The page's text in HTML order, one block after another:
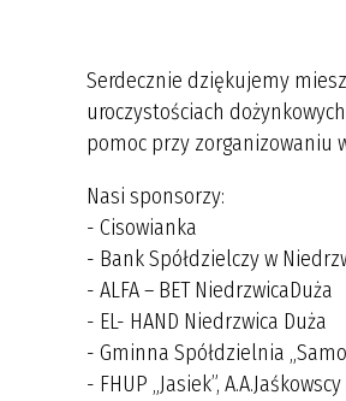
Serdecznie dziękujemy
uroczystościach
pomoc przy zorganizowaniu
Nasi sponsorzy:
- Cisowianka
- Bank Spółdzielczy w
- ALFA – BET NiedrzwicaDuża
- EL- HAND Niedrzwica Duża
- Gminna Spółdzielnia
- FHUP „Jasiek”,